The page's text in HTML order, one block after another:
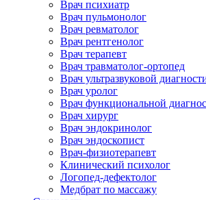
Врач психиатр
Врач пульмонолог
Врач ревматолог
Врач рентгенолог
Врач терапевт
Врач травматолог-ортопед
Врач ультразвуковой
Врач уролог
Врач функциональной
Врач хирург
Врач эндокринолог
Врач эндоскопист
Врач-физиотерапевт
Клинический психолог
Логопед-дефектолог
Медбрат по массажу